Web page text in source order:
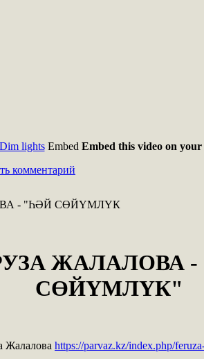
Dim lightsEmbed Embed this video on your
комментарий
- "ҺӘЙ СӨЙҮМЛҮК
ЖАЛАЛОВА
СӨЙҮМЛҮК"
Жалалова https://parvaz.kz/index.php/